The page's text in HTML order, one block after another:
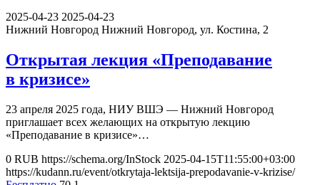
2025-04-23 2025-04-23
Нижний Новгород Нижний Новгород, ул. Костина, 2
Открытая лекция «Преподавание
в кризисе»
23 апреля 2025 года, НИУ ВШЭ — Нижний Новгород
приглашает всех желающих на открытую лекцию
«Преподавание в кризисе»…
0 RUB https://schema.org/InStock 2025-04-15T11:55:00+03:00
https://kudann.ru/event/otkrytaja-lektsija-prepodavanie-v-krizise/